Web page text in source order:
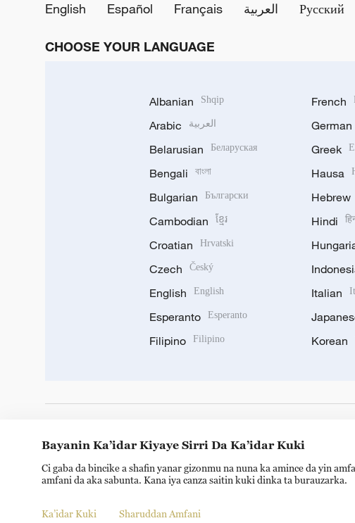
English
Español Français العربية Русский
CHOOSE YOUR LANGUAGE
Albanian Shqip
Arabic العربية
Belarusian Беларуская
Bengali বাংলা
Bulgarian Български
Cambodian ខ្មែរ
Croatian Hrvatski
Czech Český
English English
Esperanto Esperanto
Filipino Filipino
French
German
Greek
Hausa
Hebrew
Hindi
Italian
Korean
Copyright © 2024 CGTN. 京ICP备20000184号
Bayanin Ka’idar Kiyaye Sirri Da Ka’idar Kuki
Ci gaba da bincike a shafin yanar gizonmu na nuna ka amince da yin
amfani da aka sabunta. Kana iya canza saitin kuki dinka ta burauzarka.
Ka’idar Kuki Sharuddan Amfani